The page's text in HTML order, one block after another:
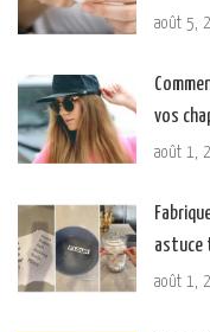
août 5,
vos
août 1,
astuce
août 1,